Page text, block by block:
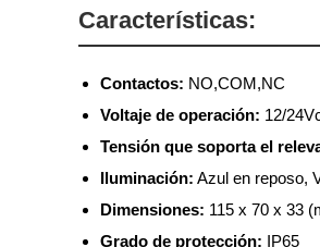
Características:
Contactos: NO,COM,NC
Voltaje de operación: 12/
Tensión que soporta el
Iluminación: Azul en reposo,
Dimensiones: 115 x 70 x 33
Grado de protección: IP65